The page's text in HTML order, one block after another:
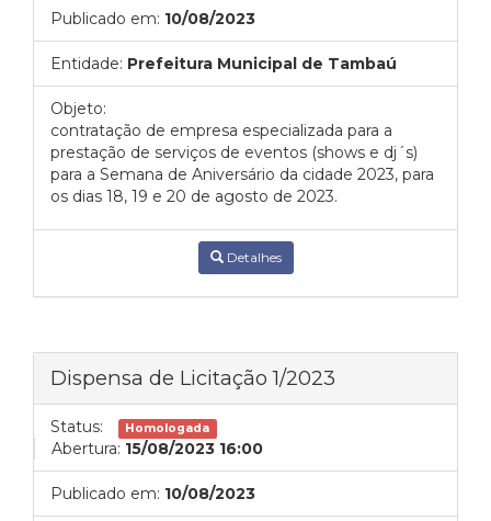
Publicado em: 10/08/2023
Entidade: Prefeitura Municipal de Tambaú
Objeto:
contratação de empresa especializada para a
prestação de serviços de eventos (shows e dj´s)
para a Semana de Aniversário da cidade 2023, para
os dias 18, 19 e 20 de agosto de 2023.
Detalhes
Dispensa de Licitação 1/2023
Status: Homologada
Abertura: 15/08/2023 16:00
Publicado em: 10/08/2023